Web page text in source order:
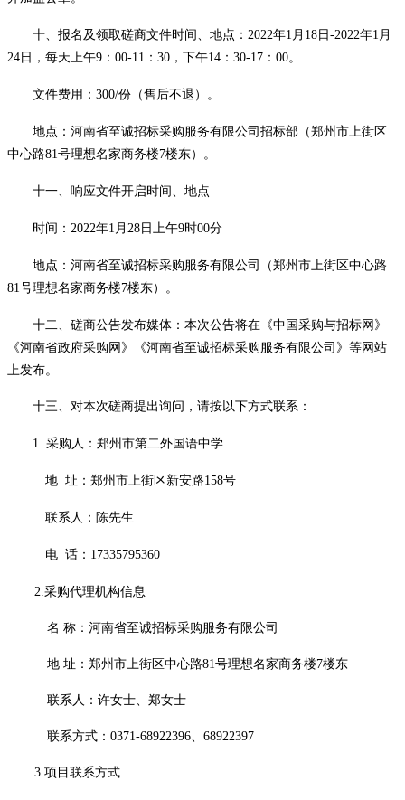
十、报名及领取磋商文件时间、地点： 2022年1月18日-2022年1月
24日，每天上午9：00-11：30，下午14：30-17：00。
文件费用： 300/份（售后不退）。
地点：河南省至诚招标采购服务有限公司招标部（郑州市上街区
中心路81号理想名家商务楼7楼东）。
十一、 响应文件开启时间、地点
时间： 2022年1月28日上午9时00分
地点：河南省至诚招标采购服务有限公司（郑州市上街区中心路
81号理想名家商务楼7楼东）。
十二、磋商公告发布媒体：本次公告将在《中国采购与招标网》
《河南省政府采购网》
《河南省至诚招标采购服务有限公司》等网站
上发布。
十三、 对本次磋商提出询问，请按以下方式联系：
1. 采购人：郑州市第二外国语中学
地 址： 郑州市上街区新安路158号
联系人：陈先生
电 话： 17335795360
2.采购代理机构信息
名 称： 河南省至诚招标采购服务有限公司
地 址： 郑州市上街区中心路81号理想名家商务楼7楼东
联系人：许女士、郑女士
联系方式： 0371-68922396、68922397
3.项目联系方式